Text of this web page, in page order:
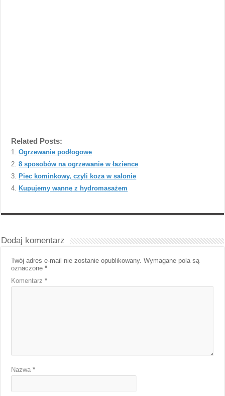
Related Posts:
Ogrzewanie podłogowe
8 sposobów na ogrzewanie w łazience
Piec kominkowy, czyli koza w salonie
Kupujemy wannę z hydromasażem
Dodaj komentarz
Twój adres e-mail nie zostanie opublikowany. Wymagane pola są
oznaczone*
Komentarz*
Nazwa*